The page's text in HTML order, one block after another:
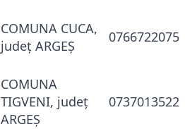
COMUNA CUCA,
judeţ ARGEŞ
0766722075
COMUNA
TIGVENI, judeţ
ARGEŞ
0737013522